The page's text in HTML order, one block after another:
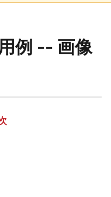
例 -- 画像